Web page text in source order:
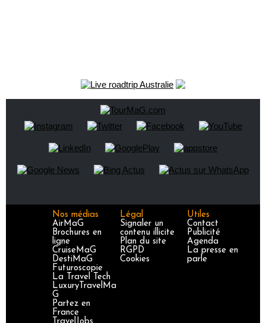
Nos médias
AirMaG
Brochures en
ligne
CruiseMaG
DestiMaG
Futuroscopie
La Travel Tech
LuxuryTravelMa
G
Partez en
France
Légal
Signaler un
contenu illicite
Plan du site
RGPD
Cookies
Utiles
Contact
Publicité
Agenda
La presse en
parle